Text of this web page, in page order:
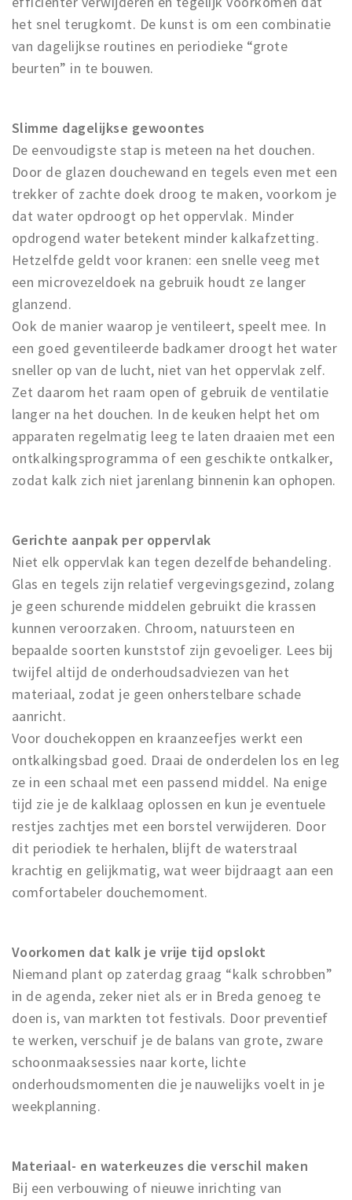
het snel terugkomt. De kunst is om een combinatie
van dagelijkse routines en periodieke “grote
beurten” in te bouwen.
Slimme dagelijkse gewoontes
De eenvoudigste stap is meteen na het douchen.
Door de glazen douchewand en tegels even met een
trekker of zachte doek droog te maken, voorkom je
dat water opdroogt op het oppervlak. Minder
opdrogend water betekent minder kalkafzetting.
Hetzelfde geldt voor kranen: een snelle veeg met
een microvezeldoek na gebruik houdt ze langer
glanzend.
Ook de manier waarop je ventileert, speelt mee. In
een goed geventileerde badkamer droogt het water
sneller op van de lucht, niet van het oppervlak zelf.
Zet daarom het raam open of gebruik de ventilatie
langer na het douchen. In de keuken helpt het om
apparaten regelmatig leeg te laten draaien met een
ontkalkingsprogramma of een geschikte ontkalker,
zodat kalk zich niet jarenlang binnenin kan ophopen.
Gerichte aanpak per oppervlak
Niet elk oppervlak kan tegen dezelfde behandeling.
Glas en tegels zijn relatief vergevingsgezind, zolang
je geen schurende middelen gebruikt die krassen
kunnen veroorzaken. Chroom, natuursteen en
bepaalde soorten kunststof zijn gevoeliger. Lees bij
twijfel altijd de onderhoudsadviezen van het
materiaal, zodat je geen onherstelbare schade
aanricht.
Voor douchekoppen en kraanzeefjes werkt een
ontkalkingsbad goed. Draai de onderdelen los en leg
ze in een schaal met een passend middel. Na enige
tijd zie je de kalklaag oplossen en kun je eventuele
restjes zachtjes met een borstel verwijderen. Door
dit periodiek te herhalen, blijft de waterstraal
krachtig en gelijkmatig, wat weer bijdraagt aan een
comfortabeler douchemoment.
Voorkomen dat kalk je vrije tijd opslokt
Niemand plant op zaterdag graag “kalk schrobben”
in de agenda, zeker niet als er in Breda genoeg te
doen is, van markten tot festivals. Door preventief
te werken, verschuif je de balans van grote, zware
schoonmaaksessies naar korte, lichte
onderhoudsmomenten die je nauwelijks voelt in je
weekplanning.
Materiaal- en waterkeuzes die verschil maken
Bij een verbouwing of nieuwe inrichting van